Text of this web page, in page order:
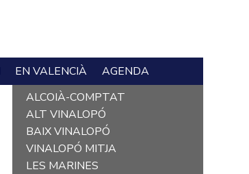
EN VALENCIÀ AGENDA
L´ALACANTÍ
ALCOIÀ-COMPTAT
ALT VINALOPÓ
BAIX VINALOPÓ
VINALOPÓ MITJA
LES MARINES